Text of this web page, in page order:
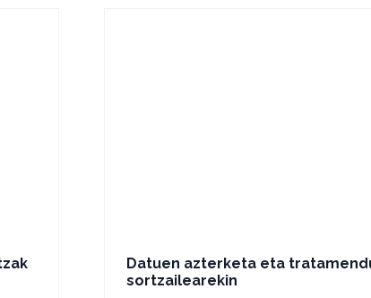
Datuen azterketa eta
sortzailearekin